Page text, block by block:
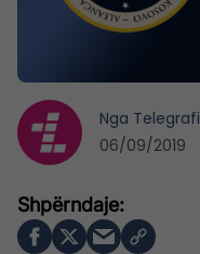
Nga Telegrafi
06/09/2019